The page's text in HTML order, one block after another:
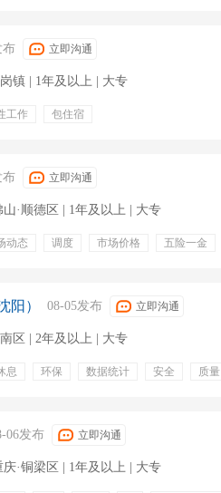
布 立即沟通
镇 | 1年及以上 | 大专
工作 包住宿
布 立即沟通
山·顺德区 | 1年及以上 | 大专
动态 调度 市场价格 五险一金
阳） 08-05发布 立即沟通
区 | 2年及以上 | 大专
息 环保 数据统计 安全 质量
06发布 立即沟通
庆·铜梁区 | 1年及以上 | 大专